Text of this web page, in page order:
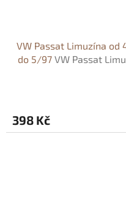
VW Passat Limuzína
do 5/97 VW Passat
398 Kč